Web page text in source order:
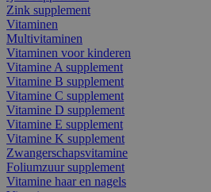
Zink supplement
Vitaminen
Multivitaminen
Vitaminen voor kinderen
Vitamine A supplement
Vitamine B supplement
Vitamine C supplement
Vitamine D supplement
Vitamine E supplement
Vitamine K supplement
Zwangerschapsvitamine
Foliumzuur supplement
Vitamine haar en nagels